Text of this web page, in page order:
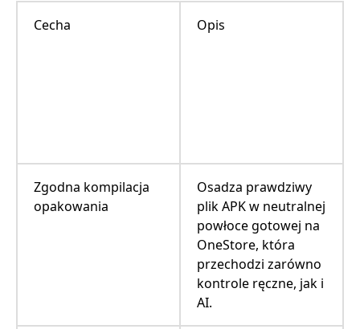
Cecha Opis
Zgodna kompilacja
opakowania
Osadza prawdziwy
plik APK w neutralnej
powłoce gotowej na
OneStore, która
przechodzi zarówno
kontrole ręczne, jak i
AI.